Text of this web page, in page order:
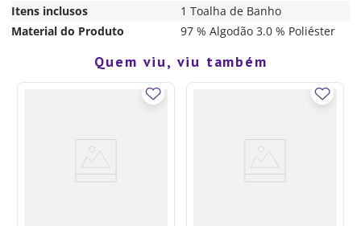
Itens inclusos
1 Toalha de Banho
Material do Produto
97 % Algodão 3.0 % Poliéster
Quem viu, viu também